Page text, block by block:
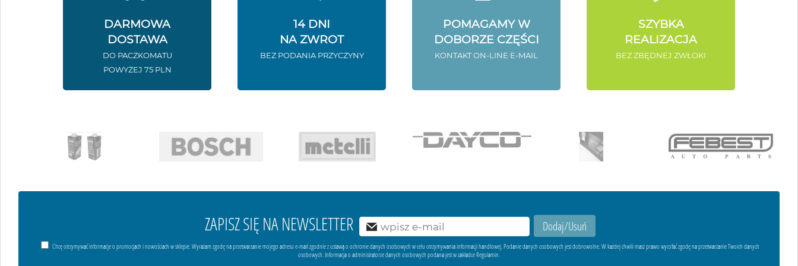
DARMOWA
DOSTAWA
DO PACZKOMATU
POWYŻEJ 75 PLN
14 DNI
NA ZWROT
BEZ PODANIA PRZYCZYNY
POMAGAMY W
DOBORZE CZĘŚCI
KONTAKT ON-LINE E-MAIL
SZYBKA
REALIZACJA
BEZ ZBĘDNEJ ZWŁOKI
ZAPISZ SIĘ NA NEWSLETTER
Chcę otrzymywać informacje o promocjach i nowościach w sklepie. Wyrażam zgodę na przetwarzanie mojego adresu e-mail zgodnie z ustawą o ochronie danych osobowych w celu otrzymywania informacji handlowej. Podanie danych osobowych jest dobrowolne. W każdej chwili masz prawo wycofać zgodę na przetwarzanie Twoich danych
osobowych. Informacja o administratorze danych osobowych podana jest w zakładce Regulamin.